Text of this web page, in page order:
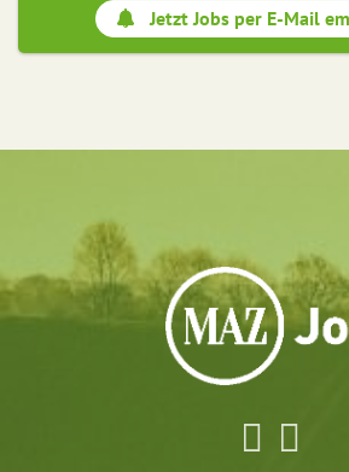
Jetzt Jobs per E-Mail